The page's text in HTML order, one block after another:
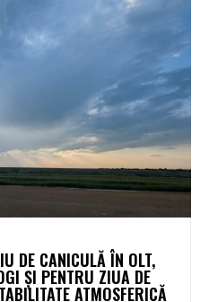
DE CANICULĂ ÎN OLT,
ȘI PENTRU ZIUA DE
ATMOSFERICĂ